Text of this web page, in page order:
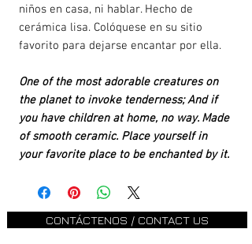
niños en casa, ni hablar. Hecho de
cerámica lisa. Colóquese en su sitio
favorito para dejarse encantar por ella.
One of the most adorable creatures on
the planet to invoke tenderness; And if
you have children at home, no way. Made
of smooth ceramic. Place yourself in
your favorite place to be enchanted by it.
CONTÁCTENOS / CONTACT US